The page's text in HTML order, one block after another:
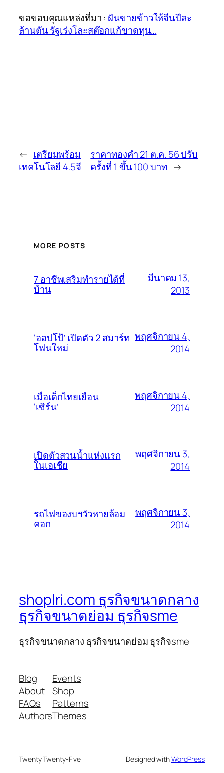
ขอขอบคุณแหล่งที่มา : ฝันขายข้าวให้จีนปีละ
ล้านตัน รัฐเร่งโละสต๊อกแก้ขาดทุน…
← เตรียมพร้อม
เทคโนโลยี 4.5จี
ราคาทองคำ 21 ต.ค. 56 ปรับ
ครั้งที่ 1 ขึ้น 100 บาท →
MORE POSTS
7 อาชีพเสริมทำรายได้ที่
บ้าน
มีนาคม 13,
2013
‘ออปโป้’ เปิดตัว 2 สมาร์ท
โฟนใหม่
พฤศจิกายน 4,
2014
เมื่อเด็กไทยเยือน
‘เซิร์น’
พฤศจิกายน 4,
2014
เปิดตัวสวนน้ำแห่งแรก
ในเอเชีย
พฤศจิกายน 3,
2014
รถไฟของบฯวัวหายล้อม
คอก
พฤศจิกายน 3,
2014
shoplri.com ธุรกิจขนาดกลาง
ธุรกิจขนาดย่อม ธุรกิจsme
ธุรกิจขนาดกลาง ธุรกิจขนาดย่อม ธุรกิจsme
Blog
About
FAQs
Authors
Events
Shop
Patterns
Themes
Twenty Twenty-Five Designed withWordPress